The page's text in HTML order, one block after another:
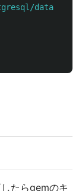
data
たらgemのキ